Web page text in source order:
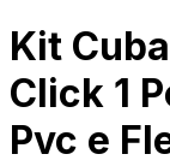
Kit
Click 1
Pvc e